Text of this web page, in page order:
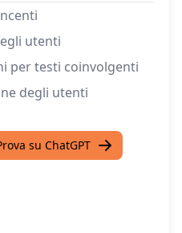
utenti
per testi coinvolgenti
degli utenti
su ChatGPT